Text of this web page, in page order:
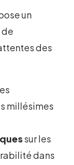
un
des
millésimes
sur les
dans